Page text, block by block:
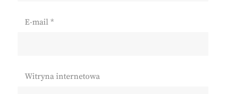
E-mail *
Witryna internetowa